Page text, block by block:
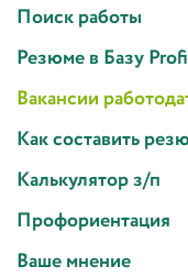
Поиск работы
Резюме в Базу
Вакансии
Как составить
Калькулятор з/п
Профориентация
Ваше мнение